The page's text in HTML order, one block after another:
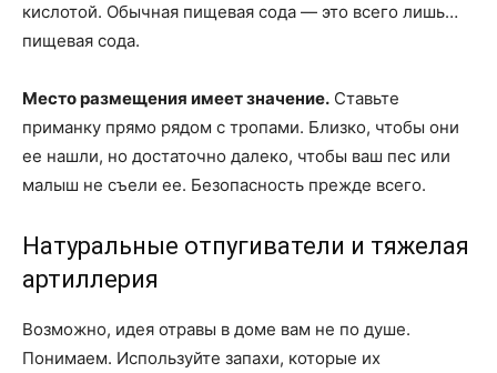
кислотой. Обычная пищевая сода — это всего лишь…
пищевая сода.
Место размещения имеет значение. Ставьте
приманку прямо рядом с тропами. Близко, чтобы они
ее нашли, но достаточно далеко, чтобы ваш пес или
малыш не съели ее. Безопасность прежде всего.
Натуральные отпугиватели и тяжелая
артиллерия
Возможно, идея отравы в доме вам не по душе.
Понимаем. Используйте запахи, которые их